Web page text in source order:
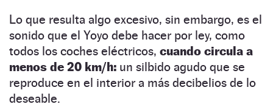
Lo que resulta algo excesivo, sin embargo, es el
sonido que el Yoyo debe hacer por ley, como
todos los coches eléctricos, cuando circula a
menos de 20 km/h: un silbido agudo que se
reproduce en el interior a más decibelios de lo
deseable.